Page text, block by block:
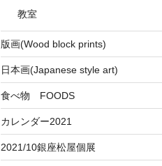
教室
版画(Wood block prints)
日本画(Japanese style art)
食べ物 FOODS
カレンダー2021
2021/10銀座松屋個展